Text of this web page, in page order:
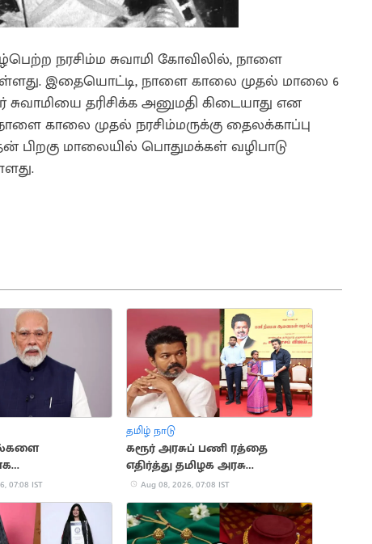
நரசிம்ம சுவாமி கோவிலில், நாளை
இதையொட்டி, நாளை காலை முதல் மாலை 6
தரிசிக்க அனுமதி கிடையாது என
காலை முதல் நரசிம்மருக்கு தைலக்காப்பு
மாலையில் பொதுமக்கள் வழிபாடு
பிரதமர்
07:08 IST
தமிழ் நாடு
கரூர் அரசுப் பணி ரத்தை
எதிர்த்து தமிழக அரசு
மேல்முறையீடு
Aug 08, 2026, 07:08 IST